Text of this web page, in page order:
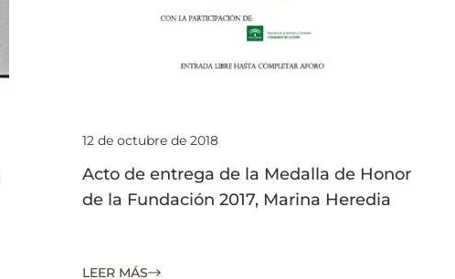
12 de octubre de 2018
Acto de entrega de la Medalla de Honor
de la Fundación 2017, Marina Heredia
LEER MÁS